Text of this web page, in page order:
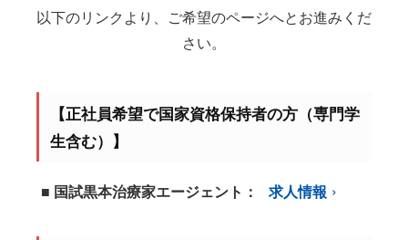
以下のリンクより、ご希望のページへとお進みくだ
さい。
【正社員希望で国家資格保持者の方（専門学
生含む）】
■ 国試黒本治療家エージェント： 求人情報